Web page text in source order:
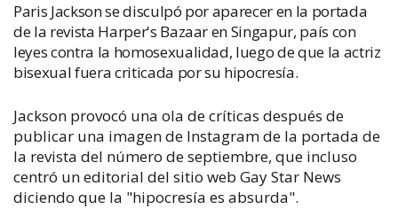
Paris Jackson se disculpó por aparecer en la portada
de la revista Harper's Bazaar en Singapur, país con
leyes contra la homosexualidad, luego de que la actriz
bisexual fuera criticada por su hipocresía.
Jackson provocó una ola de críticas después de
publicar una imagen de Instagram de la portada de
la revista del número de septiembre, que incluso
centró un editorial del sitio web Gay Star News
diciendo que la "hipocresía es absurda".